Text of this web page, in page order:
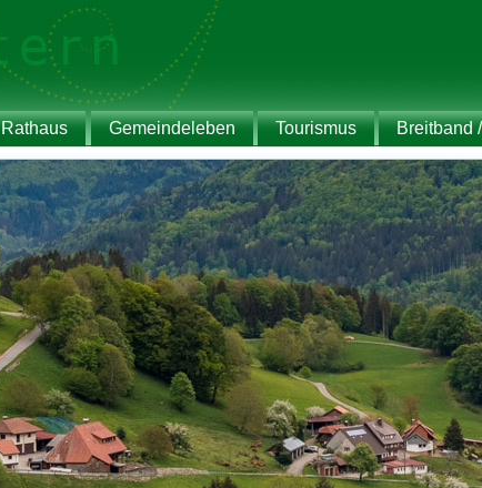
Rathaus Gemeindeleben Tourismus Breitband